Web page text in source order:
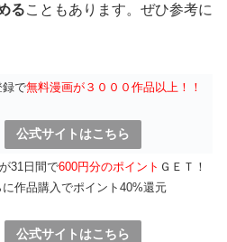
ることもあります。ぜひ参考に
録で無料漫画が３０００作品以上！！
公式サイトはこちら
31日間で600円分のポイント ＧＥＴ！
に作品購入でポイント40%還元
公式サイトはこちら